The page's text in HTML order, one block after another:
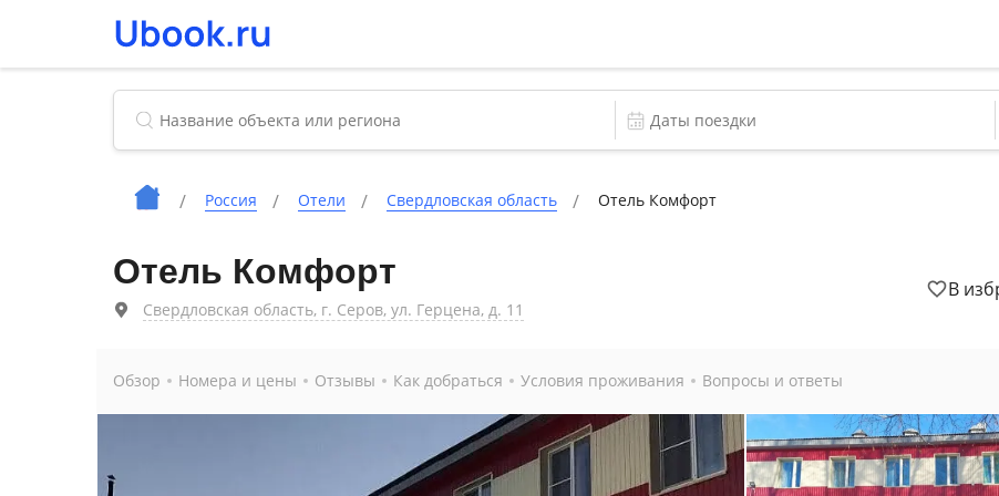
Россия Отели Свердловская область Отель Комфорт
Отель Комфорт
Свердловская область, г. Серов, ул. Герцена, д. 11
В
Обзор Номера и цены Отзывы Как добраться Условия проживания Вопросы и ответы